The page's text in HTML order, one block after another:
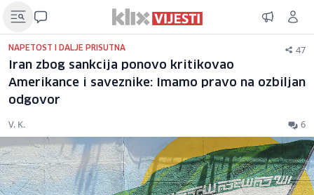
NAPETOST I DALJE PRISUTNA 47
Iran zbog sankcija ponovo kritikovao
Amerikance i saveznike: Imamo pravo na ozbiljan
odgovor
V. K. 6